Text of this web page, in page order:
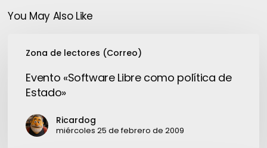
You May Also Like
Zona de lectores (Correo)
«Software
como
política
Estado»
Evento «Software Libre como política de
Estado»
Ricardog
miércoles 25 de febrero de 2009